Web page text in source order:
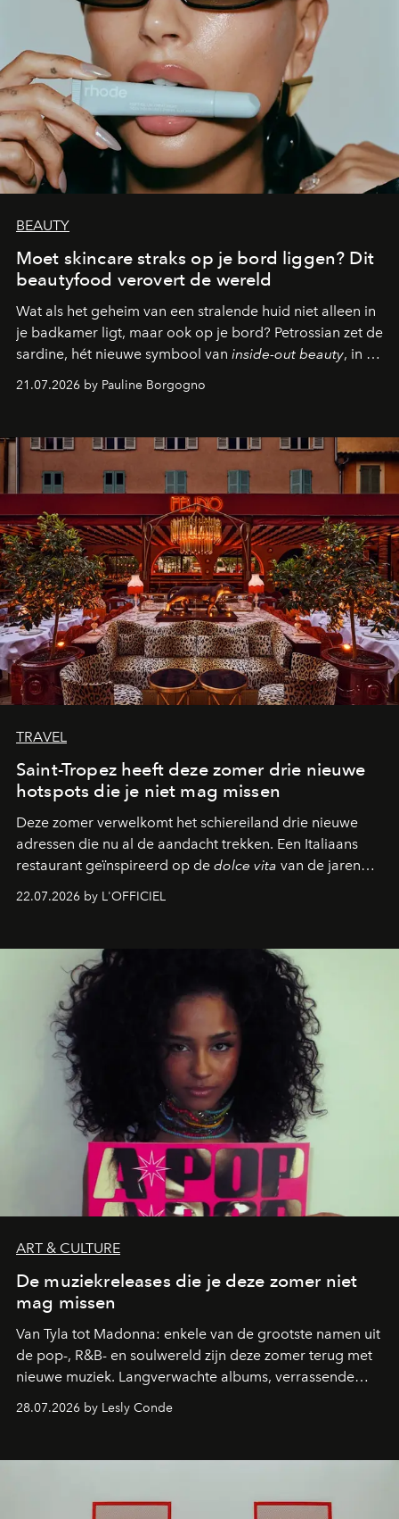
BEAUTY
Moet skincare straks op je bord liggen? Dit
beautyfood verovert de wereld
Wat als het geheim van een stralende huid niet alleen in
je badkamer ligt, maar ook op je bord? Petrossian zet de
sardine, hét nieuwe symbool van inside-out beauty, in de
kijker met twee gastronomische creaties.
21.07.2026 by Pauline Borgogno
TRAVEL
Saint-Tropez heeft deze zomer drie nieuwe
hotspots die je niet mag missen
Deze zomer verwelkomt het schiereiland drie nieuwe
adressen die nu al de aandacht trekken. Een Italiaans
restaurant geïnspireerd op de dolce vita van de jaren
zestig, een Japanse hotspot die na zonsondergang
verandert in een bruisende ontmoetingsplek en de
neerstrijkt in Saint-Tropez. Dit zijn de nieuwe adressen
die deze zomer de toon zetten, van lange lunches tot
zwoele nachten.
22.07.2026 by L'OFFICIEL
ART & CULTURE
De muziekreleases die je deze zomer niet
mag missen
Van Tyla tot Madonna: enkele van de grootste namen uit
de pop-, R&B- en soulwereld zijn deze zomer terug met
nieuwe muziek. Langverwachte albums, verrassende
comebacks en veelbelovende nieuwe projecten: dit zijn
de releases die je niet mag missen.
28.07.2026 by Lesly Conde